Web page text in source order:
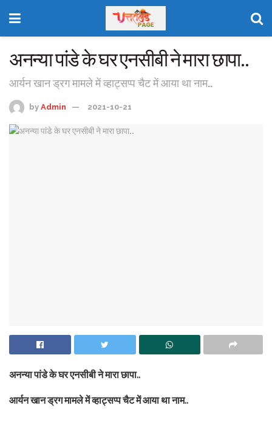
अनन्या पांडे के घर एनसीबी ने मारा छापा..
आर्यन खान ड्रग मामले में व्हाट्सप्प चैट में आया था नाम..
by Admin 2021-10-21
अनन्या पांडे के घर एनसीबी ने मारा छापा..
आर्यन खान ड्रग मामले में व्हाट्सप्प चैट में आया था नाम..